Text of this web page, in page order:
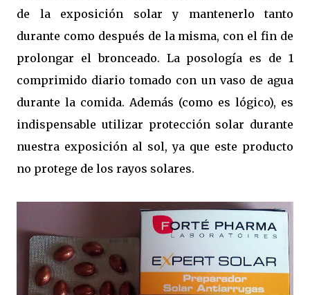
de la exposición solar y mantenerlo tanto
durante como después de la misma, con el fin de
prolongar el bronceado. La posología es de 1
comprimido diario tomado con un vaso de agua
durante la comida. Además (como es lógico), es
indispensable utilizar protección solar durante
nuestra exposición al sol, ya que este producto
no protege de los rayos solares.